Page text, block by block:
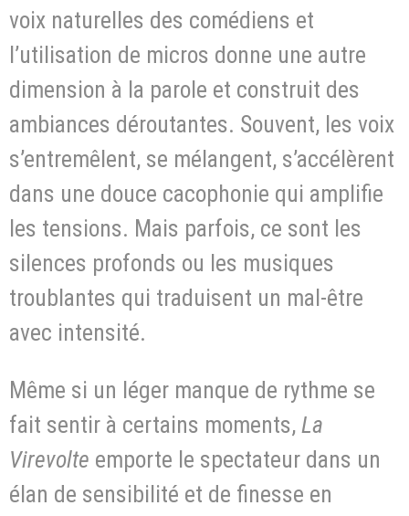
voix naturelles des comédiens et
l’utilisation de micros donne une autre
dimension à la parole et construit des
ambiances déroutantes. Souvent, les voix
s’entremêlent, se mélangent, s’accélèrent
dans une douce cacophonie qui amplifie
les tensions. Mais parfois, ce sont les
silences profonds ou les musiques
troublantes qui traduisent un mal-être
avec intensité.
Même si un léger manque de rythme se
fait sentir à certains moments, La
Virevolte emporte le spectateur dans un
élan de sensibilité et de finesse en